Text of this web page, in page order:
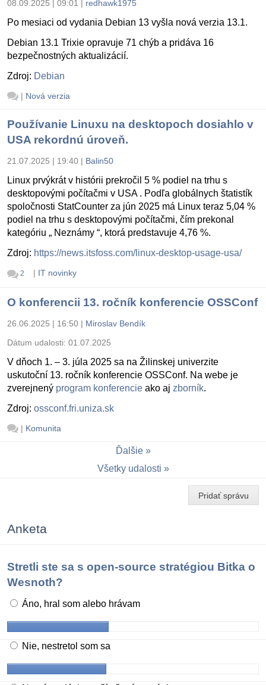
08.09.2025 | 09:01 | redhawk1975
Po mesiaci od vydania Debian 13 vyšla nová verzia 13.1.
Debian 13.1 Trixie opravuje 71 chýb a pridáva 16
bezpečnostných aktualizácií.
Zdroj: Debian
| Nová verzia
Používanie Linuxu na desktopoch dosiahlo v
USA rekordnú úroveň.
21.07.2025 | 19:40 | Balin50
Linux prvýkrát v histórii prekročil 5 % podiel na trhu s
desktopovými počítačmi v USA . Podľa globálnych štatistík
spoločnosti StatCounter za jún 2025 má Linux teraz 5,04 %
podiel na trhu s desktopovými počítačmi, čím prekonal
kategóriu „ Neznámy “, ktorá predstavuje 4,76 %.
Zdroj: https://news.itsfoss.com/linux-desktop-usage-usa/
2 | IT novinky
O konferencii 13. ročník konferencie OSSConf
26.06.2025 | 16:50 | Miroslav Bendík
Dátum udalosti: 01.07.2025
V dňoch 1. – 3. júla 2025 sa na Žilinskej univerzite
uskutoční 13. ročník konferencie OSSConf. Na webe je
zverejnený program konferencie ako aj zborník.
Zdroj: ossconf.fri.uniza.sk
| Komunita
Ďalšie
Všetky udalosti
Pridať správu
Anketa
Stretli ste sa s open-source stratégiou Bitka o
Wesnoth?
Áno, hral som alebo hrávam
Nie, nestretol som sa